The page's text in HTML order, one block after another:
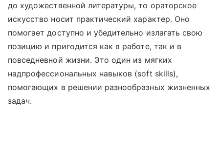
до художественной литературы, то ораторское
искусство носит практический характер. Оно
помогает доступно и убедительно излагать свою
позицию и пригодится как в работе, так и в
повседневной жизни. Это один из мягких
надпрофессиональных навыков (soft skills),
помогающих в решении разнообразных жизненных
задач.